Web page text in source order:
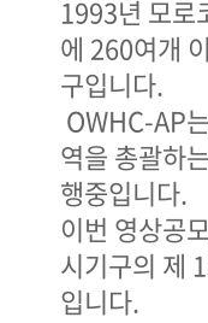
1993년 모로
에 260여개
구입니다.
OWHC-AP
역을 총괄하
행중입니다.
이번 영상공
시기구의 제
입니다.